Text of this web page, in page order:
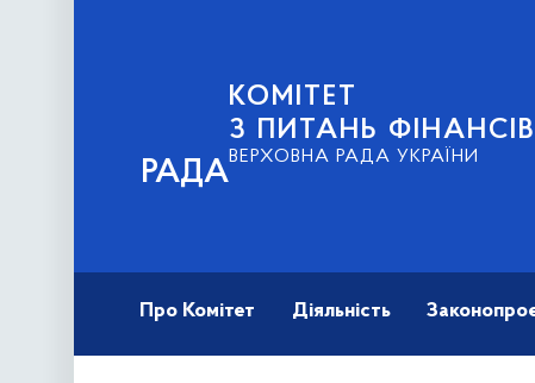
РАДА
КОМІТЕТ
З ПИТАНЬ
ВЕРХОВНА РАДА УКРАЇНИ
Про Комітет Діяльність